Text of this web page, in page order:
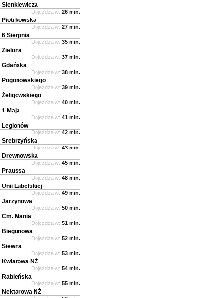
Sienkiewicza
Dojeżdża w: 26 min.
Piotrkowska
Dojeżdża w: 27 min.
6 Sierpnia
Dojeżdża w: 35 min.
Zielona
Dojeżdża w: 37 min.
Gdańska
Dojeżdża w: 38 min.
Pogonowskiego
Dojeżdża w: 39 min.
Żeligowskiego
Dojeżdża w: 40 min.
1 Maja
Dojeżdża w: 41 min.
Legionów
Dojeżdża w: 42 min.
Srebrzyńska
Dojeżdża w: 43 min.
Drewnowska
Dojeżdża w: 45 min.
Praussa
Dojeżdża w: 48 min.
Unii Lubelskiej
Dojeżdża w: 49 min.
Jarzynowa
Dojeżdża w: 50 min.
Cm. Mania
Dojeżdża w: 51 min.
Biegunowa
Dojeżdża w: 52 min.
Siewna
Dojeżdża w: 53 min.
Kwiatowa NŻ
Dojeżdża w: 54 min.
Rąbieńska
Dojeżdża w: 55 min.
Nektarowa NŻ